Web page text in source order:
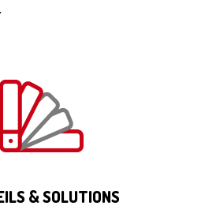
& SOLUTIONS